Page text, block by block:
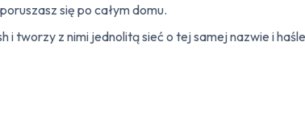
się po całym domu.
tworzy z nimi jednolitą sieć o tej samej nazwie i